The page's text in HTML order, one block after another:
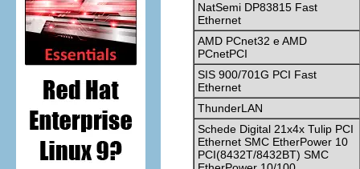
NatSemi DP83815 Fast
Ethernet
AMD PCnet32 e AMD
PCnetPCI
SIS 900/701G PCI Fast
Ethernet
ThunderLAN
Schede Digital 21x4x Tulip PCI
Ethernet SMC EtherPower 10
PCI(8432T/8432BT) SMC